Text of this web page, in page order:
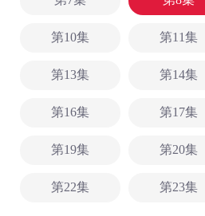
第10集 第11集
第13集 第14集
第16集 第17集
第19集 第20集
第22集 第23集